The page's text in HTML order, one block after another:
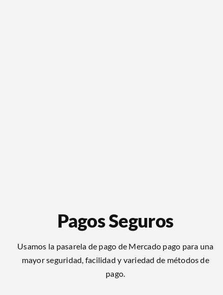
Pagos Seguros
Usamos la pasarela de pago de Mercado pago para una
mayor seguridad, facilidad y variedad de métodos de
pago.